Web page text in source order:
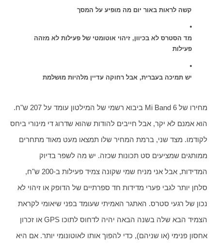
קשה לראות באור יום מה מופיע על המסך
פעילות
יש תמיכה בעברית, אבל רחוקה עדיין מלהיות מושלמת